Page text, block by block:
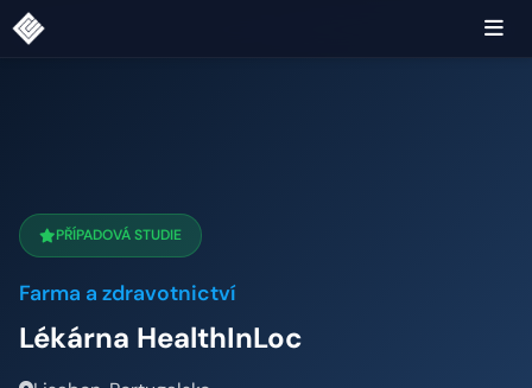
PŘÍPADOVÁ STUDIE
Farma a zdravotnictví
Lékárna HealthInLoc